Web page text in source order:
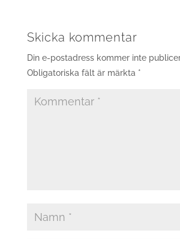
Skicka kommentar
Din e-postadress kommer inte
Obligatoriska fält är märkta *